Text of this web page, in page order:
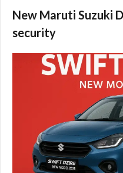
New Maruti Suzuki
security